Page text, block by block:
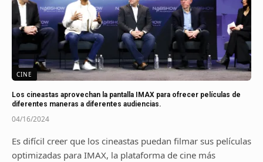
CINE
Los cineastas aprovechan la pantalla IMAX para ofrecer películas de
diferentes maneras a diferentes audiencias.
04/16/2024
Es difícil creer que los cineastas puedan filmar sus películas
optimizadas para IMAX, la plataforma de cine más